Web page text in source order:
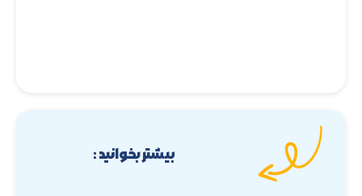
بیشتر بخوانید :